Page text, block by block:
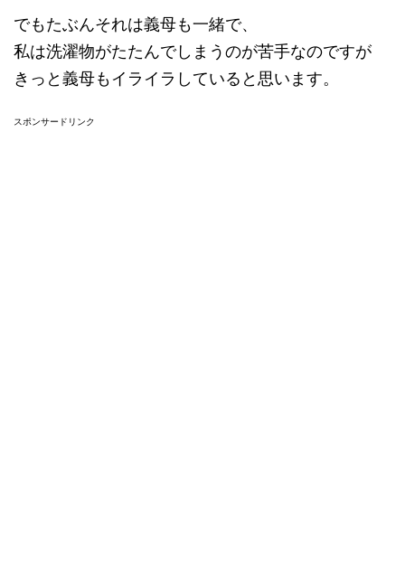
でもたぶんそれは義母も一緒で、
私は洗濯物がたたんでしまうのが苦手なのですが
きっと義母もイライラしていると思います。
スポンサードリンク